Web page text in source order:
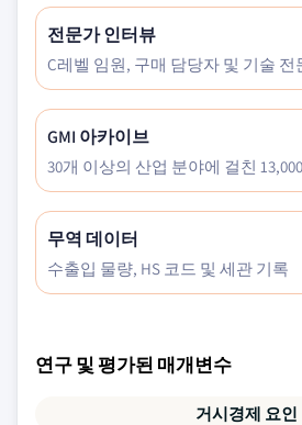
전문가 인터뷰
C레벨 임원, 구매 담당자 및 기술 전
GMI 아카이브
30개 이상의 산업 분야에 걸친
무역 데이터
수출입 물량, HS 코드 및 세관 기록
연구 및 평가된 매개변수
거시경제 요인